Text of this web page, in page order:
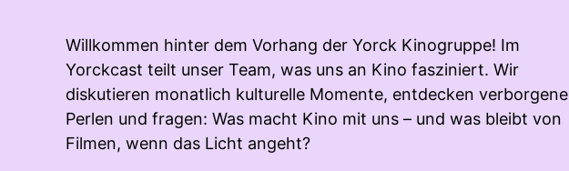
Willkommen hinter dem Vorhang der Yorck Kinogruppe! Im
Yorckcast teilt unser Team, was uns an Kino fasziniert. Wir
diskutieren monatlich kulturelle Momente, entdecken verborgene
Perlen und fragen: Was macht Kino mit uns – und was bleibt von
Filmen, wenn das Licht angeht?